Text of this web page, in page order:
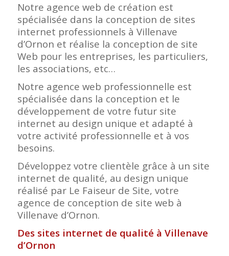
Notre agence web de création est
spécialisée dans la conception de sites
internet professionnels à Villenave
d’Ornon et réalise la conception de site
Web pour les entreprises, les particuliers,
les associations, etc…
Notre agence web professionnelle est
spécialisée dans la conception et le
développement de votre futur site
internet au design unique et adapté à
votre activité professionnelle et à vos
besoins.
Développez votre clientèle grâce à un site
internet de qualité, au design unique
réalisé par Le Faiseur de Site, votre
agence de conception de site web à
Villenave d’Ornon.
Des sites internet de qualité à Villenave
d’Ornon